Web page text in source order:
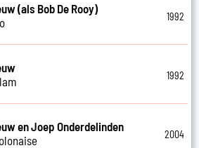
(als Bob De Rooy)
1992
1992
en Joep Onderdelinden
2004